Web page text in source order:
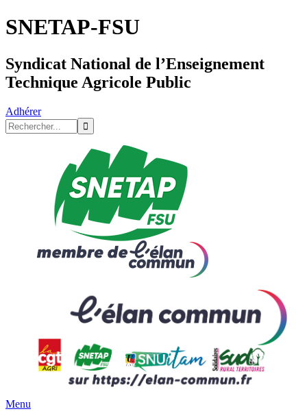
SNETAP-FSU
Syndicat National de l’Enseignement
Technique Agricole Public
Adhérer
Menu